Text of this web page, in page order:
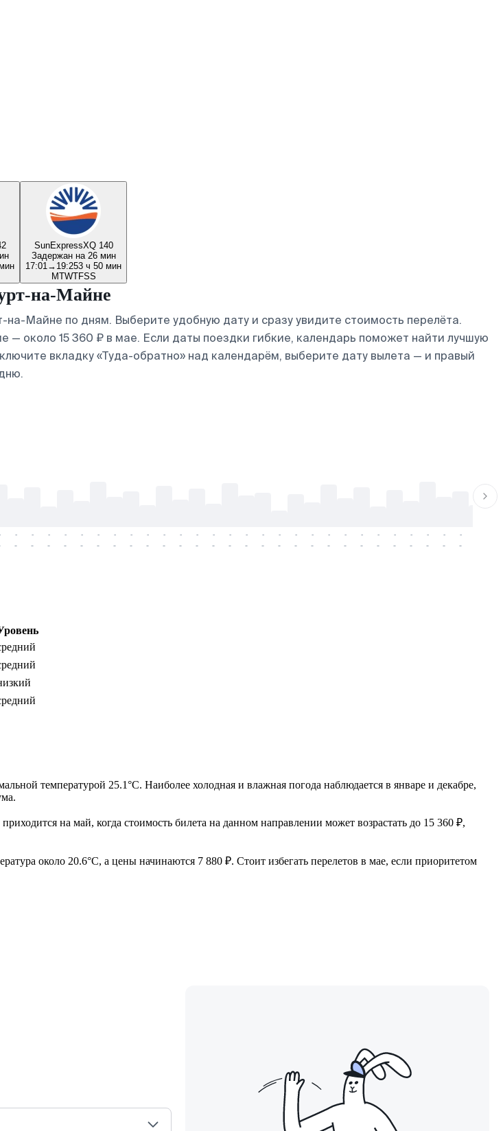
SunExpressXQ 140
Задержан на 26 мин
17:01 → 19:253 ч 50 мин
MTWTFSS
на-Майне
Майне по дням. Выберите удобную дату и сразу увидите стоимость перелёта.
около 15 360 ₽ в мае. Если даты поездки гибкие, календарь поможет найти лучшую
вкладку «Туда-обратно» над календарём, выберите дату вылета — и правый
-
-
-
-
-
-
-
-
-
-
-
-
-
-
-
-
-
-
-
-
-
-
-
-
-
-
-
-
-
-
-
-
-
-
-
-
-
-
-
-
-
-
-
-
-
-
-
-
-
-
-
-
-
-
-
-
температурой 25.1°C. Наиболее холодная и влажная погода наблюдается в январе и декабре,
на май, когда стоимость билета на данном направлении может возрастать до 15 360 ₽,
около 20.6°C, а цены начинаются 7 880 ₽. Стоит избегать перелетов в мае, если приоритетом